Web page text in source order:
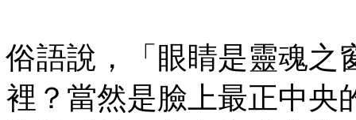
俗語說，「眼睛是靈魂之
裡？當然是臉上最正中央